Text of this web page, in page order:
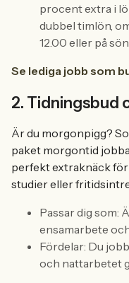
procent extra i
dubbel timlön,
12.00 eller på
Se lediga jobb som
2. Tidningsbud
Är du morgonpigg?
paket morgontid
perfekt extraknäck för
studier eller
Passar dig som:
ensamarbete
Fördelar: Du
och nattarbetet